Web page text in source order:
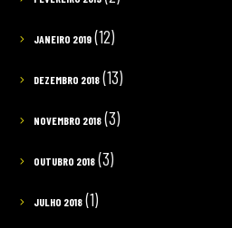
JANEIRO 2019(12)
DEZEMBRO 2018(13)
NOVEMBRO 2018(3)
OUTUBRO 2018(3)
JULHO 2018(1)